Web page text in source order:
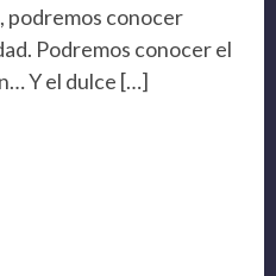
podremos conocer
Podremos conocer el
Y el dulce […]